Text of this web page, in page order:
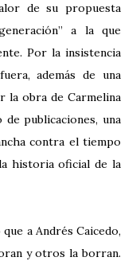
de su propuesta
a la que
Por la insistencia
además de una
la obra de Carmelina
publicaciones, una
contra el tiempo
historia oficial de la
a Andrés Caicedo,
y otros la borran.